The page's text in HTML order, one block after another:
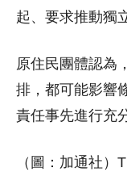
起、要求推動獨
原住民團體認為
排，都可能影響
責任事先進行充
（圖：加通社）